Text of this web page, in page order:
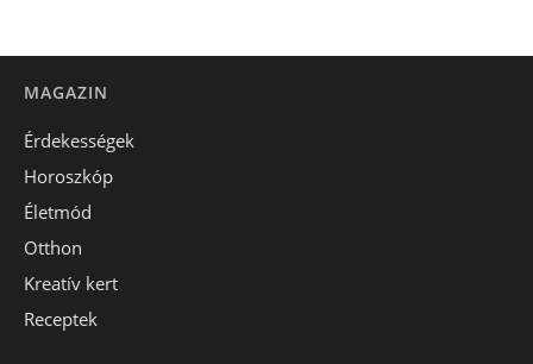
MAGAZIN
Érdekességek
Horoszkóp
Életmód
Otthon
Kreatív kert
Receptek